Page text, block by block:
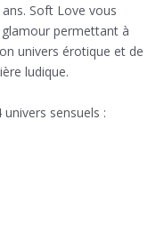
Soft Love vous
permettant à
univers érotique et de
ludique.
sensuels :